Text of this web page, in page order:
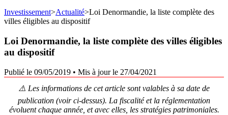
Investissement>Actualité>Loi Denormandie, la liste complète des
villes éligibles au dispositif
Loi Denormandie, la liste complète des villes éligibles
au dispositif
Publié le 09/05/2019 • Mis à jour le 27/04/2021
⚠️ Les informations de cet article sont valables à sa date de
publication (voir ci-dessus). La fiscalité et la réglementation
évoluent chaque année, et avec elles, les stratégies patrimoniales.